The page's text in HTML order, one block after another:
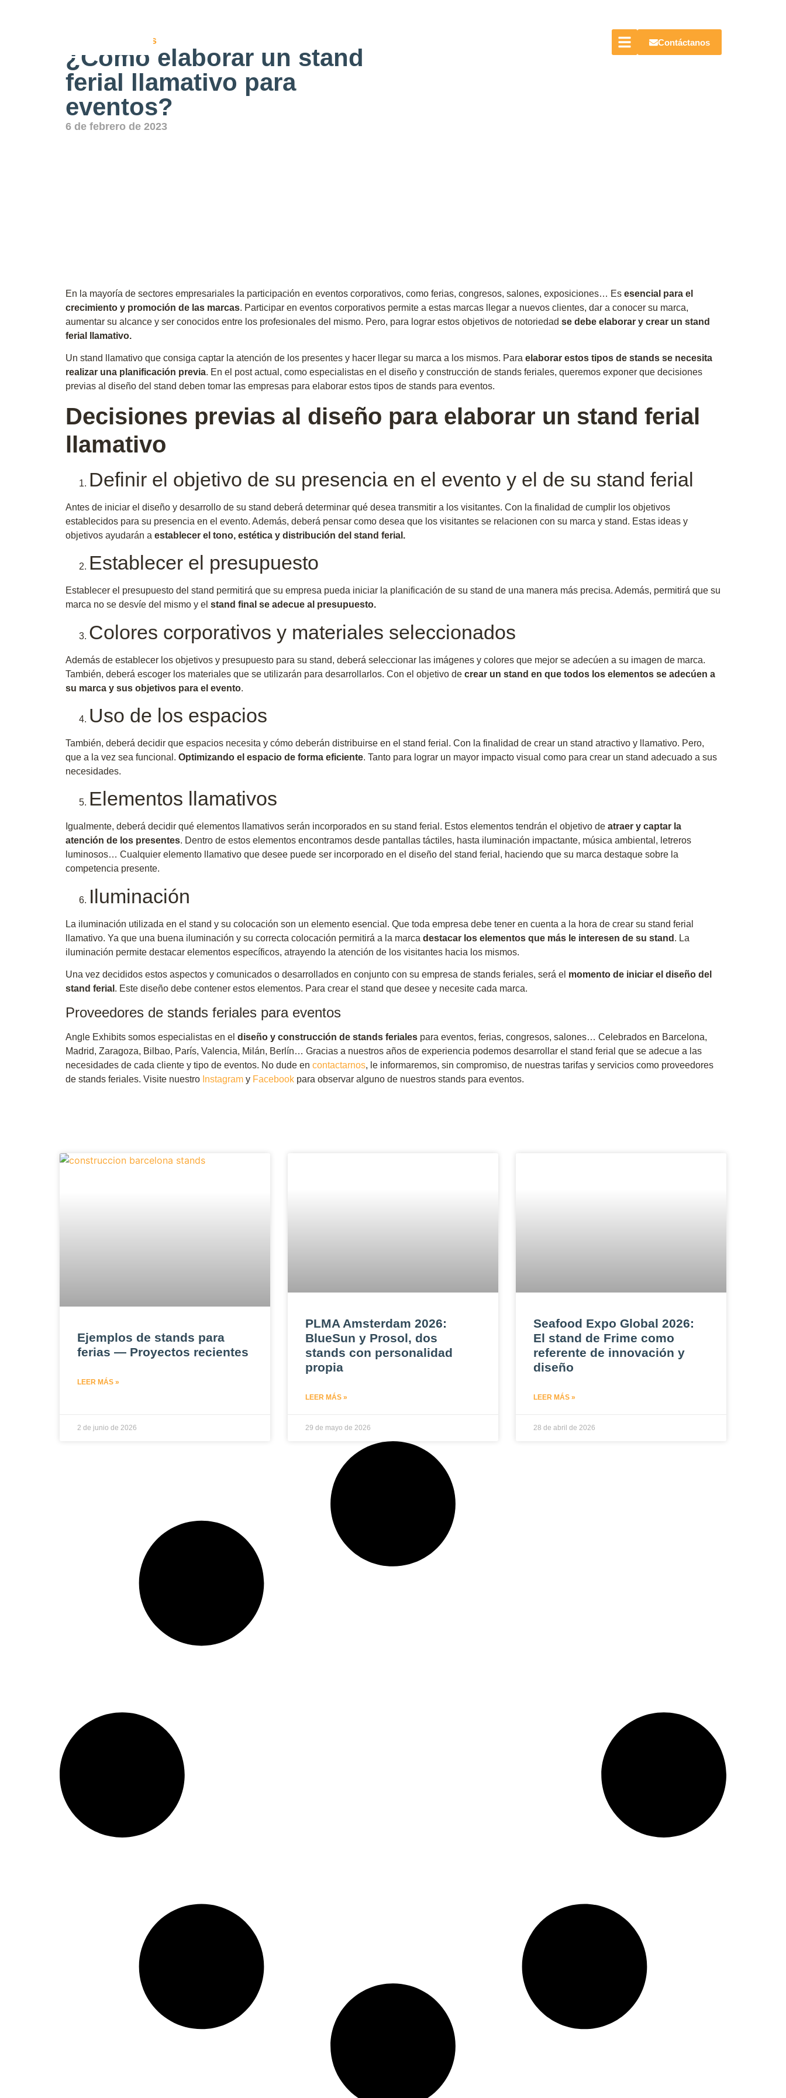
Contáctanos
Stands para ferias
¿Cómo elaborar un stand
ferial llamativo para
eventos?
6 de febrero de 2023
En la mayoría de sectores empresariales la participación en eventos corporativos, como ferias, congresos, salones, exposiciones… Es esencial para el
crecimiento y promoción de las marcas. Participar en eventos corporativos permite a estas marcas llegar a nuevos clientes, dar a conocer su marca,
aumentar su alcance y ser conocidos entre los profesionales del mismo. Pero, para lograr estos objetivos de notoriedad se debe elaborar y crear un stand
ferial llamativo.
Un stand llamativo que consiga captar la atención de los presentes y hacer llegar su marca a los mismos. Para elaborar estos tipos de stands se necesita
realizar una planificación previa. En el post actual, como especialistas en el diseño y construcción de stands feriales, queremos exponer que decisiones
previas al diseño del stand deben tomar las empresas para elaborar estos tipos de stands para eventos.
Decisiones previas al diseño para elaborar un stand ferial
llamativo
Definir el objetivo de su presencia en el evento y el de su stand ferial
Antes de iniciar el diseño y desarrollo de su stand deberá determinar qué desea transmitir a los visitantes. Con la finalidad de cumplir los objetivos
establecidos para su presencia en el evento. Además, deberá pensar como desea que los visitantes se relacionen con su marca y stand. Estas ideas y
objetivos ayudarán a establecer el tono, estética y distribución del stand ferial.
Establecer el presupuesto
Establecer el presupuesto del stand permitirá que su empresa pueda iniciar la planificación de su stand de una manera más precisa. Además, permitirá que su
marca no se desvíe del mismo y el stand final se adecue al presupuesto.
Colores corporativos y materiales seleccionados
Además de establecer los objetivos y presupuesto para su stand, deberá seleccionar las imágenes y colores que mejor se adecúen a su imagen de marca.
También, deberá escoger los materiales que se utilizarán para desarrollarlos. Con el objetivo de crear un stand en que todos los elementos se adecúen a
su marca y sus objetivos para el evento.
Uso de los espacios
También, deberá decidir que espacios necesita y cómo deberán distribuirse en el stand ferial. Con la finalidad de crear un stand atractivo y llamativo. Pero,
que a la vez sea funcional. Optimizando el espacio de forma eficiente. Tanto para lograr un mayor impacto visual como para crear un stand adecuado a sus
necesidades.
Elementos llamativos
Igualmente, deberá decidir qué elementos llamativos serán incorporados en su stand ferial. Estos elementos tendrán el objetivo de atraer y captar la
atención de los presentes. Dentro de estos elementos encontramos desde pantallas táctiles, hasta iluminación impactante, música ambiental, letreros
luminosos… Cualquier elemento llamativo que desee puede ser incorporado en el diseño del stand ferial, haciendo que su marca destaque sobre la
competencia presente.
Iluminación
La iluminación utilizada en el stand y su colocación son un elemento esencial. Que toda empresa debe tener en cuenta a la hora de crear su stand ferial
llamativo. Ya que una buena iluminación y su correcta colocación permitirá a la marca destacar los elementos que más le interesen de su stand . La
iluminación permite destacar elementos específicos, atrayendo la atención de los visitantes hacia los mismos.
Una vez decididos estos aspectos y comunicados o desarrollados en conjunto con su empresa de stands feriales, será el momento de iniciar el diseño del
stand ferial . Este diseño debe contener estos elementos. Para crear el stand que desee y necesite cada marca.
Proveedores de stands feriales para eventos
Angle Exhibits somos especialistas en el diseño y construcción de stands feriales para eventos, ferias, congresos, salones… Celebrados en Barcelona,
Madrid, Zaragoza, Bilbao, París, Valencia, Milán, Berlín… Gracias a nuestros años de experiencia podemos desarrollar el stand ferial que se adecue a las
necesidades de cada cliente y tipo de eventos. No dude en contactarnos, le informaremos, sin compromiso, de nuestras tarifas y servicios como proveedores
de stands feriales. Visite nuestro Instagram y Facebook para observar alguno de nuestros stands para eventos.
Ejemplos de stands para
ferias — Proyectos recientes
LEER MÁS »
2 de junio de 2026
PLMA Amsterdam 2026:
BlueSun y Prosol, dos
stands con personalidad
propia
LEER MÁS »
29 de mayo de 2026
Seafood Expo Global 2026:
El stand de Frime como
referente de innovación y
diseño
LEER MÁS »
28 de abril de 2026